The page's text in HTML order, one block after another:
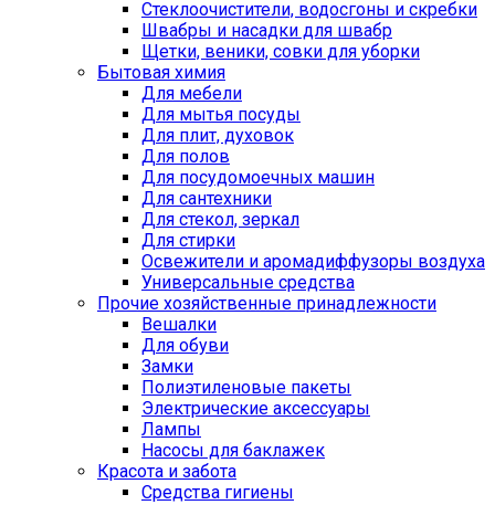
Стеклоочистители, водосгоны и скребки
Швабры и насадки для швабр
Щетки, веники, совки для уборки
Бытовая химия
Для мебели
Для мытья посуды
Для плит, духовок
Для полов
Для посудомоечных машин
Для сантехники
Для стекол, зеркал
Для стирки
Освежители и аромадиффузоры воздуха
Универсальные средства
Прочие хозяйственные принадлежности
Вешалки
Для обуви
Замки
Полиэтиленовые пакеты
Электрические аксессуары
Лампы
Насосы для баклажек
Красота и забота
Средства гигиены